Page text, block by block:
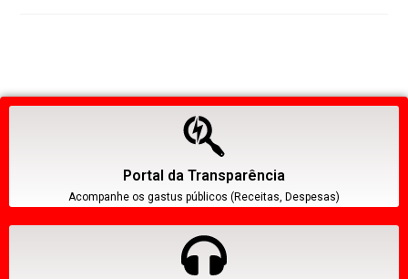
Portal da Transparência
Acompanhe os gastus públicos (Receitas, Despesas)